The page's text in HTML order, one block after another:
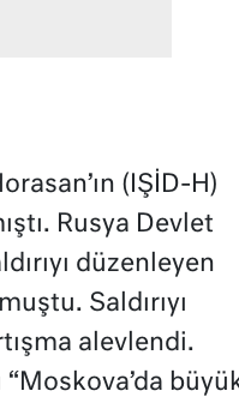
(IŞİD-H)
Rusya Devlet
düzenleyen
Saldırıyı
alevlendi.
“Moskova’da